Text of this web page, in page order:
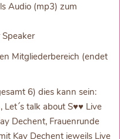
Audio (mp3) zum
Mitgliederbereich (endet
6) dies kann sein:
talk about S♥♥ Live
Dechent, Frauenrunde
Kay Dechent jeweils Live